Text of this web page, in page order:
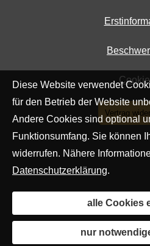
Vertrag
Diese Website verwendet
für den Betrieb der Website
Andere Cookies sind optional
Funktionsumfang. Sie können
widerrufen. Nähere
Datenschutzerklärung.
alle Cookies
nur